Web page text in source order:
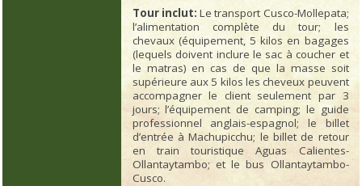
Tour inclut: Le transport Cusco-Mollepata;
l’alimentation complète du tour; les
chevaux (équipement, 5 kilos en bagages
(lequels doivent inclure le sac à coucher et
le matras) en cas de que la masse soit
supérieure aux 5 kilos les cheveux peuvent
accompagner le client seulement par 3
jours; l’équipement de camping; le guide
professionnel anglais-espagnol; le billet
d’entrée à Machupicchu; le billet de retour
en train touristique Aguas Calientes-
Ollantaytambo; et le bus Ollantaytambo-
Cusco.